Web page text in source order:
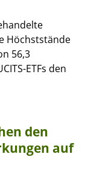
Höchststände
56,3
ETFs den
den
auf